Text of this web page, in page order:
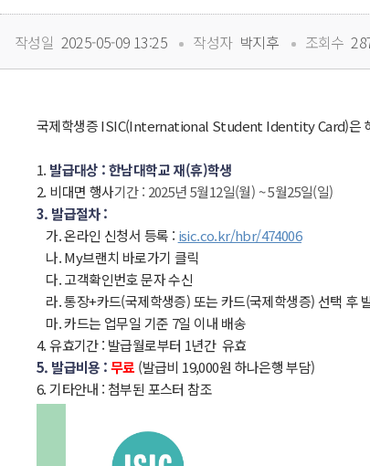
작성일 2025-05-09 13:25 작성자 박지후 조회수
국제학생증 ISIC(International Student Identity Card)은 해
1. 발급대상 : 한남대학교 재(휴)학생
2. 비대면 행사기간 : 2025년 5월12일(월) ~ 5월25일(일)
3. 발급절차 :
가. 온라인 신청서 등록 : isic.co.kr/hbr/474006
나. My브랜치 바로가기 클릭
다. 고객확인번호 문자 수신
라. 통장+카드(국제학생증) 또는 카드(국제학생증) 선택 후
마. 카드는 업무일 기준 7일 이내 배송
4. 유효기간 : 발급월로부터 1년간 유효
5. 발급비용 : 무료 (발급비 19,000원 하나은행 부담)
6. 기타안내 : 첨부된 포스터 참조